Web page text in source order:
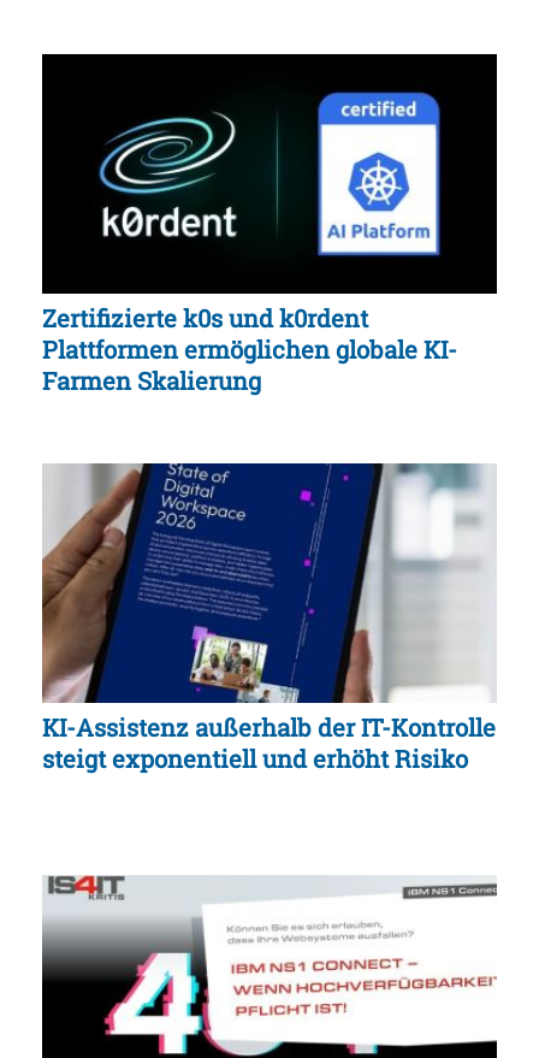
Zertifizierte k0s und k0rdent
Plattformen ermöglichen globale KI-
Farmen Skalierung
KI-Assistenz außerhalb der IT-Kontrolle
steigt exponentiell und erhöht Risiko